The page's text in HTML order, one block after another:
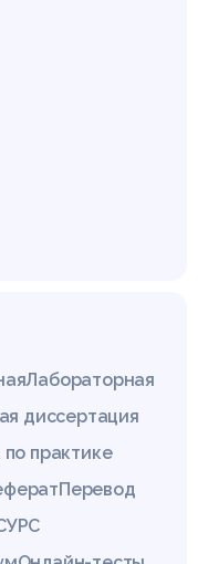
Лабораторная
диссертация
практике
Перевод